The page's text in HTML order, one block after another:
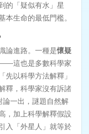
的「疑似有水」星
生命的最低門檻。
論進路。一種是懷疑
——這也是多數科學家
先以科學方法解釋」
釋，科學家沒有訴諸
論一出，謎題自然解
，加上科學解釋假設
入「外星人」就等於